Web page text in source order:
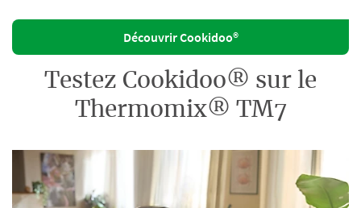
Découvrir Cookidoo®
Testez Cookidoo® sur le
Thermomix® TM7